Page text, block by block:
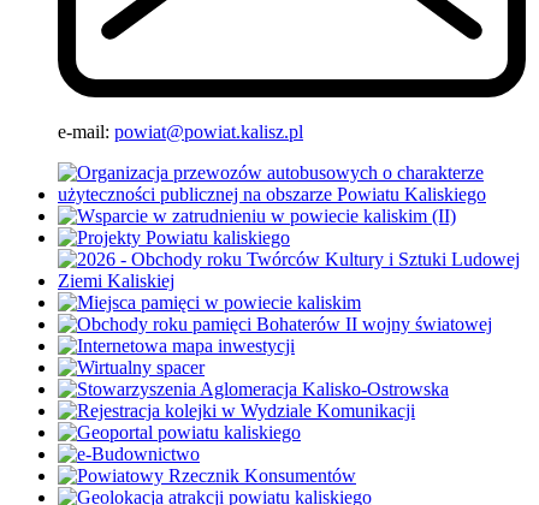
e-mail: powiat@powiat.kalisz.pl